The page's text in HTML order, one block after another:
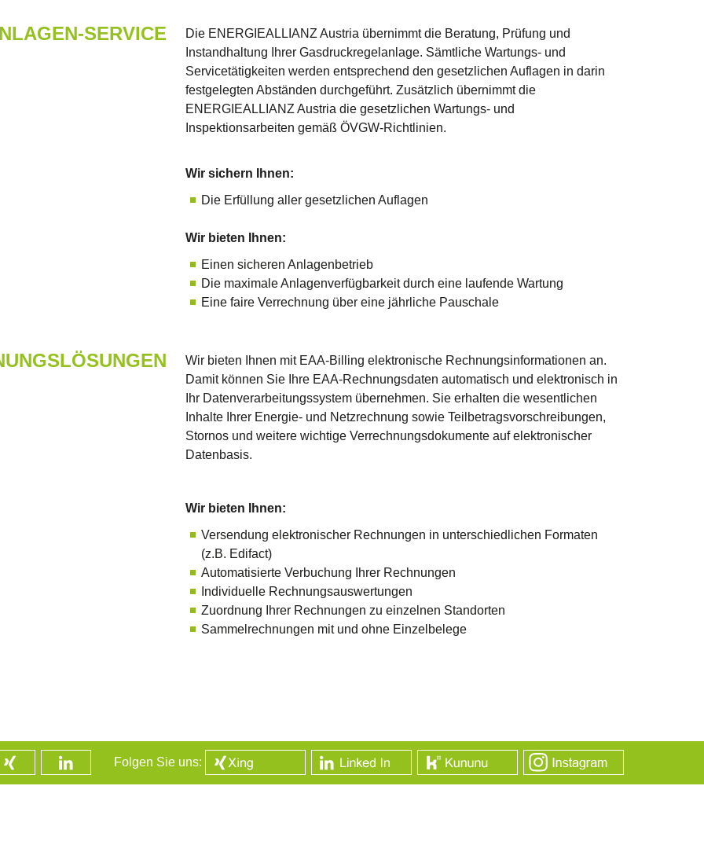
SERVICE
Die ENERGIEALLIANZ Austria übernimmt die Beratung, Prüfung und
Instandhaltung Ihrer Gasdruckregelanlage. Sämtliche Wartungs- und
Servicetätigkeiten werden entsprechend den gesetzlichen Auflagen in darin
festgelegten Abständen durchgeführt. Zusätzlich übernimmt die
ENERGIEALLIANZ Austria die gesetzlichen Wartungs- und
Inspektionsarbeiten gemäß ÖVGW-Richtlinien.
Wir sichern Ihnen:
Die Erfüllung aller gesetzlichen Auflagen
Wir bieten Ihnen:
Einen sicheren Anlagenbetrieb
Die maximale Anlagenverfügbarkeit durch eine laufende Wartung
Eine faire Verrechnung über eine jährliche Pauschale
Wir bieten Ihnen mit EAA-Billing elektronische Rechnungsinformationen an.
Damit können Sie Ihre EAA-Rechnungsdaten automatisch und elektronisch in
Ihr Datenverarbeitungssystem übernehmen. Sie erhalten die wesentlichen
Inhalte Ihrer Energie- und Netzrechnung sowie Teilbetragsvorschreibungen,
Stornos und weitere wichtige Verrechnungsdokumente auf elektronischer
Datenbasis.
Wir bieten Ihnen:
Versendung elektronischer Rechnungen in unterschiedlichen Formaten
(z.B. Edifact)
Automatisierte Verbuchung Ihrer Rechnungen
Individuelle Rechnungsauswertungen
Zuordnung Ihrer Rechnungen zu einzelnen Standorten
Sammelrechnungen mit und ohne Einzelbelege
Folgen Sie uns: